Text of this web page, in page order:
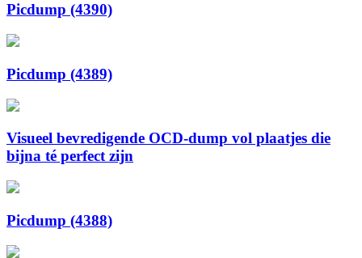
Picdump (4390)
Picdump (4389)
Visueel bevredigende OCD-dump vol plaatjes die
bijna té perfect zijn
Picdump (4388)